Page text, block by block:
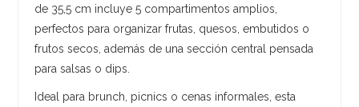
de 35,5 cm incluye 5 compartimentos amplios,
perfectos para organizar frutas, quesos, embutidos o
frutos secos, además de una sección central pensada
para salsas o dips.
Ideal para brunch, picnics o cenas informales, esta